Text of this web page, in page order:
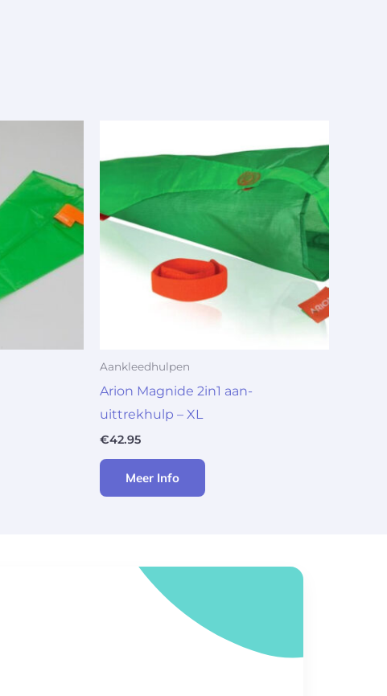
Aankleedhulpen
Arion Magnide 2in1 aan-
uittrekhulp – XL
€42.95
Meer Info